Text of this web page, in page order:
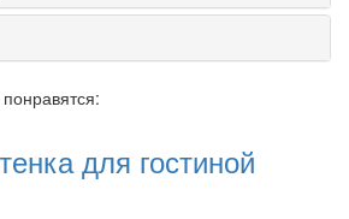
для гостиной